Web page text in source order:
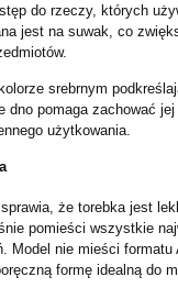
do rzeczy, których
jest na suwak, co
srebrnym
dno pomaga zachować
użytkowania.
że torebka jest
pomieści wszystkie
Model nie mieści
formę idealną do